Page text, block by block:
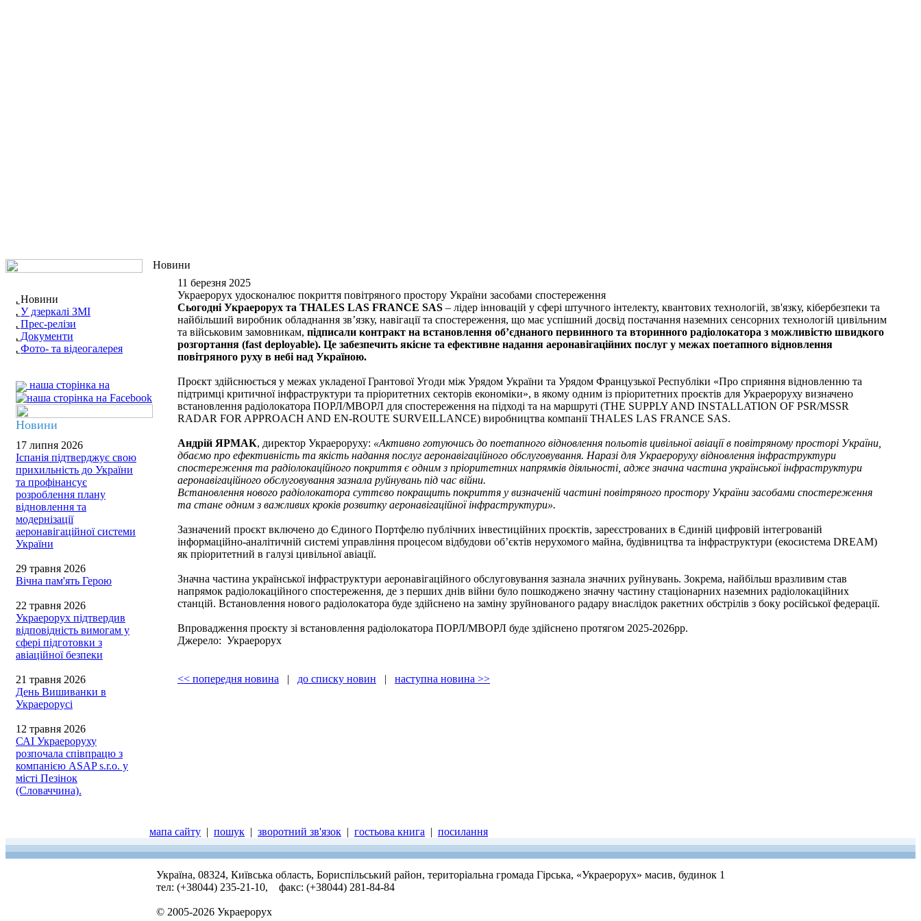
Новини
У дзеркалі ЗМІ
Прес-релізи
Документи
Фото- та відеогалерея
наша сторінка на
Новини
17 липня 2026
Іспанія підтверджує свою
прихильність до України
та профінансує
розроблення плану
відновлення та
модернізації
аеронавігаційної системи
України
29 травня 2026
Вічна пам'ять Герою
22 травня 2026
Украерорух підтвердив
відповідність вимогам у
сфері підготовки з
авіаційної безпеки
21 травня 2026
День Вишиванки в
Украерорусі
12 травня 2026
САІ Украероруху
розпочала співпрацю з
компанією ASAP s.r.o. у
місті Пезінок
(Словаччина).
Новини
11 березня 2025
Украерорух удосконалює покриття повітряного простору України засобами спостереження
Сьогодні Украерорух та THALES LAS FRANCE SAS – лідер інновацій у сфері штучного інтелекту, квантових технологій, зв'язку, кібербезпеки та
найбільший виробник обладнання зв’язку, навігації та спостереження, що має успішний досвід постачання наземних сенсорних технологій цивільним
та військовим замовникам, підписали контракт на встановлення об’єднаного первинного та вторинного радіолокатора з можливістю швидкого
розгортання (fast deployable). Це забезпечить якісне та ефективне надання аеронавігаційних послуг у межах поетапного відновлення
повітряного руху в небі над Україною.
Проєкт здійснюється у межах укладеної Грантової Угоди між Урядом України та Урядом Французької Республіки «Про сприяння відновленню та
підтримці критичної інфраструктури та пріоритетних секторів економіки», в якому одним із пріоритетних проєктів для Украероруху визначено
встановлення радіолокатора ПОРЛ/МВОРЛ для спостереження на підході та на маршруті (THE SUPPLY AND INSTALLATION OF PSR/MSSR
RADAR FOR APPROACH AND EN-ROUTE SURVEILLANCE) виробництва компанії THALES LAS FRANCE SAS.
Андрій ЯРМАК, директор Украероруху: «Активно готуючись до поетапного відновлення польотів цивільної авіації в повітряному просторі України,
дбаємо про ефективність та якість надання послуг аеронавігаційного обслуговування. Наразі для Украероруху відновлення інфраструктури
спостереження та радіолокаційного покриття є одним з пріоритетних напрямків діяльності, адже значна частина української інфраструктури
аеронавігаційного обслуговування зазнала руйнувань під час війни.
Встановлення нового радіолокатора суттєво покращить покриття у визначеній частині повітряного простору України засобами спостереження
та стане одним з важливих кроків розвитку аеронавігаційної інфраструктури».
Зазначений проєкт включено до Єдиного Портфелю публічних інвестиційних проєктів, зареєстрованих в Єдиній цифровій інтегрованій
інформаційно-аналітичній системі управління процесом відбудови об’єктів нерухомого майна, будівництва та інфраструктури (екосистема DREAM)
як пріоритетний в галузі цивільної авіації.
Значна частина української інфраструктури аеронавігаційного обслуговування зазнала значних руйнувань. Зокрема, найбільш вразливим став
напрямок радіолокаційного спостереження, де з перших днів війни було пошкоджено значну частину стаціонарних наземних радіолокаційних
станцій. Встановлення нового радіолокатора буде здійснено на заміну зруйнованого радару внаслідок ракетних обстрілів з боку російської федерації.
Впровадження проєкту зі встановлення радіолокатора ПОРЛ/МВОРЛ буде здійснено протягом 2025-2026рр.
Джерело: Украерорух
<< попередня новина | до списку новин | наступна новина >>
мапа сайту | пошук | зворотний зв'язок | гостьова книга | посилання
Україна, 08324, Київська область, Бориспільський район, територіальна громада Гірська, «Украерорух» масив, будинок 1
тел: (+38044) 235-21-10, факс: (+38044) 281-84-84
© 2005-2026 Украерорух